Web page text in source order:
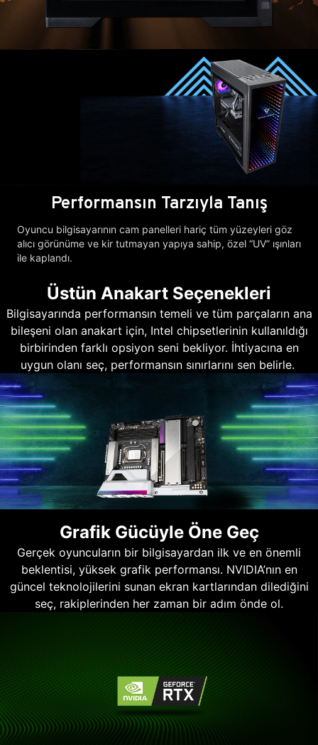
Performansın Tarzıyla Tanış
Oyuncu bilgisayarının cam panelleri hariç tüm yüzeyleri göz
alıcı görünüme ve kir tutmayan yapıya sahip, özel “UV” ışınları
ile kaplandı.
Üstün Anakart Seçenekleri
Bilgisayarında performansın temeli ve tüm parçaların ana
bileşeni olan anakart için, Intel chipsetlerinin kullanıldığı
birbirinden farklı opsiyon seni bekliyor. İhtiyacına en
uygun olanı seç, performansın sınırlarını sen belirle.
Grafik Gücüyle Öne Geç
Gerçek oyuncuların bir bilgisayardan ilk ve en önemli
beklentisi, yüksek grafik performansı. NVIDIA’nın en
güncel teknolojilerini sunan ekran kartlarından dilediğini
seç, rakiplerinden her zaman bir adım önde ol.